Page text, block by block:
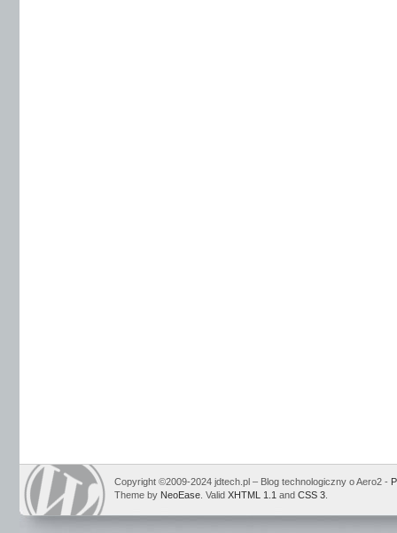
Copyright ©2009-2024 jdtech.pl – Blog technologiczny o Aero2 -
Theme by NeoEase . Valid XHTML 1.1 and CSS 3